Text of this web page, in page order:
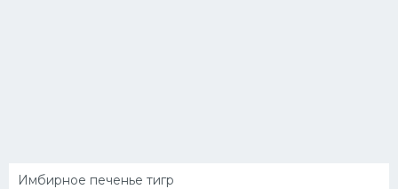
Имбирное печенье тигр